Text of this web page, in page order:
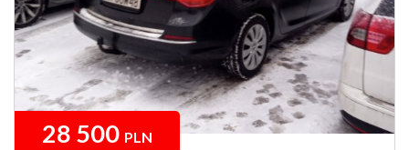
28 500 PLN